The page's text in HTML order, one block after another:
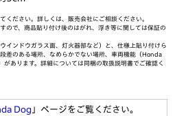
ください。詳しくは、販売会社にご相談ください。
ので、商品貼り付け後のはがれ、浮き等に関しては保証の
インドウガラス面、灯火器部など）と、仕様上貼り付けら
差のある場所、なめらかでない場所、車両機能（Honda
あります。詳細については同梱の取扱説明書でご確認く
Dog 」ページをご覧ください。